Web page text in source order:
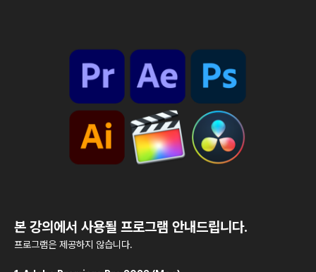
본 강의에서 사용될 프로그램 안내드립니다.
프로그램은 제공하지 않습니다.